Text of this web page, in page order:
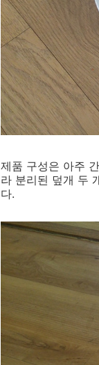
제품 구성은 아주
라 분리된 덮개 두
다.